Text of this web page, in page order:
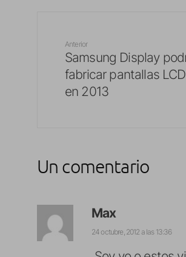
Anterior
Samsung Display
fabricar pantallas
en 2013
Un comentario
Max
24 octubre, 2012 a las 13:36